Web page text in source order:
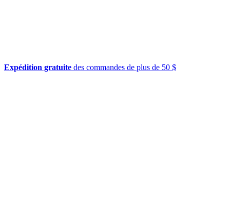
Expédition gratuite des commandes de plus de 50 $